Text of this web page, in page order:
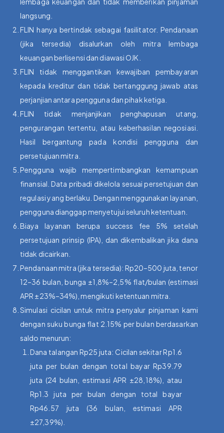
langsung.
FLIN hanya bertindak sebagai fasilitator. Pendanaan
(jika tersedia) disalurkan oleh mitra lembaga
keuangan berlisensi dan diawasi OJK.
FLIN tidak menggantikan kewajiban pembayaran
kepada kreditur dan tidak bertanggung jawab atas
perjanjian antara pengguna dan pihak ketiga.
FLIN tidak menjanjikan penghapusan utang,
pengurangan tertentu, atau keberhasilan negosiasi.
Hasil bergantung pada kondisi pengguna dan
persetujuan mitra.
Pengguna wajib mempertimbangkan kemampuan
finansial. Data pribadi dikelola sesuai persetujuan dan
regulasi yang berlaku. Dengan menggunakan layanan,
pengguna dianggap menyetujui seluruh ketentuan.
Biaya layanan berupa success fee 5% setelah
persetujuan prinsip (IPA), dan dikembalikan jika dana
tidak dicairkan.
Pendanaan mitra (jika tersedia): Rp20–500 juta, tenor
12–36 bulan, bunga ±1,8%–2,5% flat/bulan (estimasi
APR ±23%–34%), mengikuti ketentuan mitra.
Simulasi cicilan untuk mitra penyalur pinjaman kami
dengan suku bunga flat 2.15% per bulan berdasarkan
saldo menurun:
Dana talangan Rp25 juta: Cicilan sekitar Rp1.6
juta per bulan dengan total bayar Rp39.79
juta (24 bulan, estimasi APR ±28,18%), atau
Rp1.3 juta per bulan dengan total bayar
Rp46.57 juta (36 bulan, estimasi APR
±27,39%).